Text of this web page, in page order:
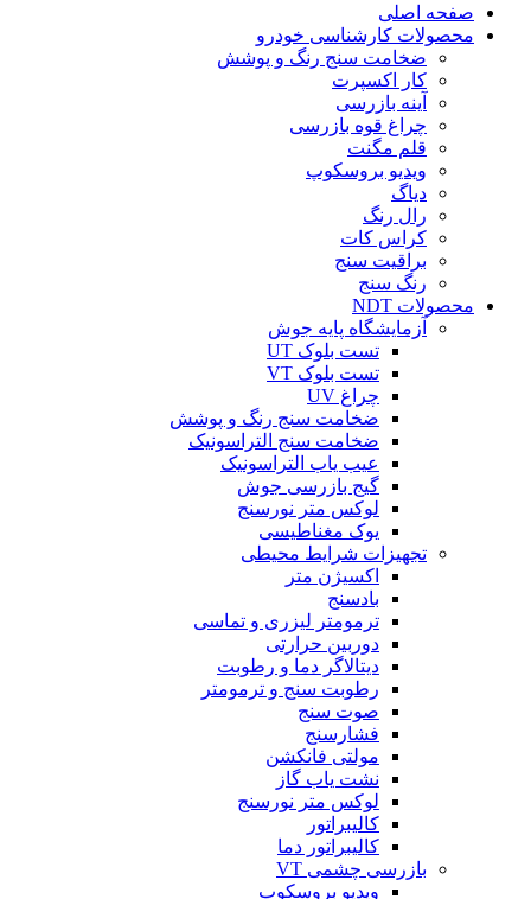
صفحه اصلی
محصولات کارشناسی خودرو
ضخامت سنج رنگ و پوشش
کار اکسپرت
آینه بازرسی
چراغ قوه بازرسی
قلم مگنت
ویدیو بروسکوپ
دیاگ
رال رنگ
کراس کات
براقیت سنج
رنگ سنج
محصولات NDT
آزمایشگاه پایه جوش
تست بلوک UT
تست بلوک VT
چراغ UV
ضخامت سنج رنگ و پوشش
ضخامت سنج التراسونیک
عیب یاب التراسونیک
گیج بازرسی جوش
لوکس متر نورسنج
یوک مغناطیسی
تجهیزات شرایط محیطی
اکسیژن متر
بادسنج
ترمومتر لیزری و تماسی
دوربین حرارتی
دیتالاگر دما و رطوبت
رطوبت سنج و ترمومتر
صوت سنج
فشارسنج
مولتی فانکشن
نشت یاب گاز
لوکس متر نورسنج
کالیبراتور
کالیبراتور دما
بازرسی چشمی VT
ویدیو بروسکوپ